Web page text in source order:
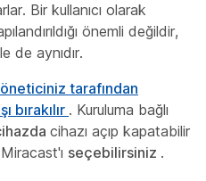
Bir kullanıcı olarak
önemli değildir,
de aynıdır.
tarafından
bırakılır . Kuruluma bağlı
cihazı açıp kapatabilir
seçebilirsiniz .